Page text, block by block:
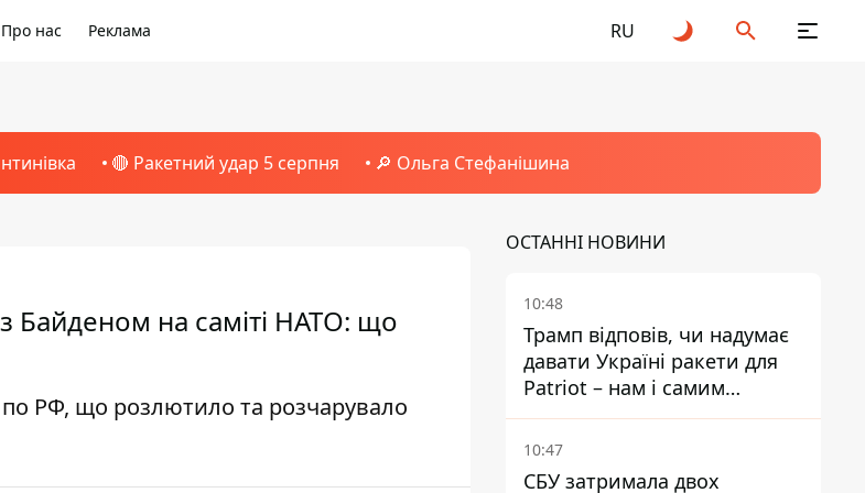
Про нас Реклама RU
🔴 Ракетний удар 5 серпня 🔎 Ольга Стефанішина
Байденом на саміті НАТО: що
РФ, що розлютило та розчарувало
ОСТАННІ НОВИНИ
10:48
Трамп відповів, чи надумає
давати Україні ракети для
Patriot – нам і самим
потрібні
10:47
СБУ затримала двох